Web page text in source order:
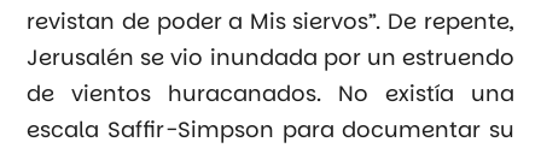
revistan de poder a Mis siervos”. De repente,
Jerusalén se vio inundada por un estruendo
de vientos huracanados. No existía una
escala Saffir-Simpson para documentar su